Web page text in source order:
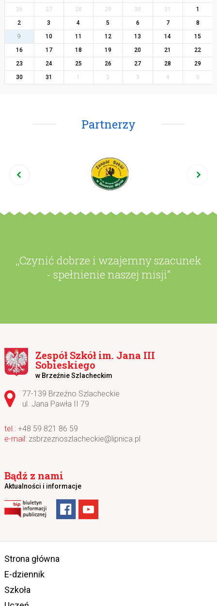
26 27 28 29 30 31
1
2
3 4 5 6 7
8
9
10 11 12 13 14
15
16
17 18 19 20 21
22
23
24 25 26 27 28
29
30
31 1 2 3 4 5
Partnerzy
,,Czynić dobrze i wzajemny szacunek
- spełnienie naszej misji”
Zespół Szkół im. Jana III
Sobieskiego
w Brzeźnie Szlacheckim
Adres pocztowy:
77-139 Brzeźno Szlacheckie
ul. Jana Pawła II 79
+48 59 821 86 59
zsbrzeznoszlacheckie@lipnica.pl
Bądź z nami
Aktualności i informacje
Strona główna
E-dziennik
Szkoła